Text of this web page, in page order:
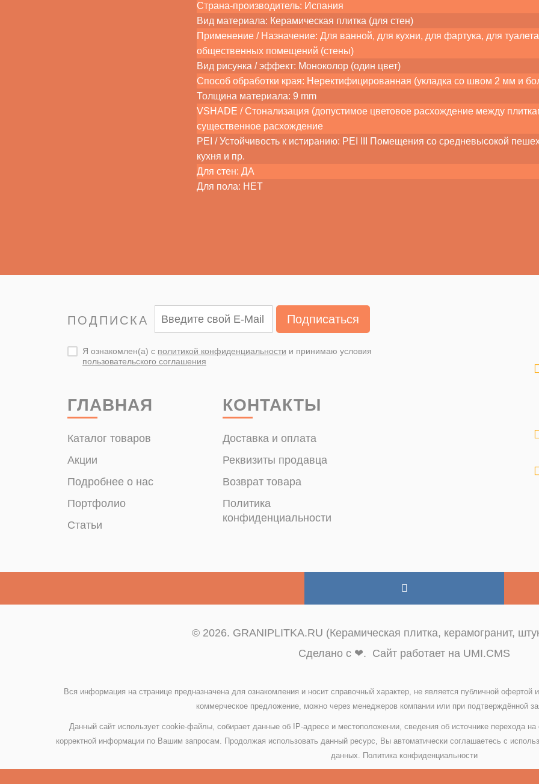
Страна-производитель: Испания
Вид материала: Керамическая плитка (для стен)
Применение / Назначение: Для ванной, для кухни, для фартука, для
общественных помещений (стены)
Вид рисунка / эффект: Моноколор (один цвет)
Способ обработки края: Неректифицированная (укладка со швом 2 мм и
Толщина материала: 9 mm
VSHADE / Стонализация (допустимое цветовое расхождение между
существенное расхождение
PEI / Устойчивость к истиранию: PEI III Помещения со средневысокой
кухня и пр.
Для стен: ДА
Для пола: НЕТ
ПОДПИСКА Подписаться
Я ознакомлен(а) с политикой конфиденциальности и принимаю условия
пользовательского соглашения
ГЛАВНАЯ
Каталог товаров
Акции
Подробнее о нас
Портфолио
Статьи
КОНТАКТЫ
Доставка и оплата
Реквизиты продавца
Возврат товара
Политика
конфиденциальности
© 2026. GRANIPLITKA.RU (Керамическая плитка, керамогранит,
Сделано с ❤. Сайт работает на UMI.CMS
Вся информация на странице предназначена для ознакомления и носит справочный характер, не является публичной
коммерческое предложение, можно через менеджеров компании или при подтверждённой
Данный сайт использует cookie-файлы, собирает данные об IP-адресе и местоположении, сведения об источнике перехода
корректной информации по Вашим запросам. Продолжая использовать данный ресурс, Вы автоматически соглашаетесь с
данных. Политика конфиденциальности